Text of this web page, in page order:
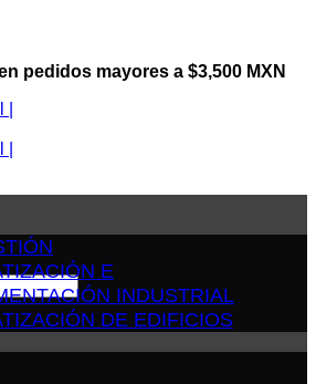
pedidos mayores a $3,500 MXN
E
INDUSTRIAL
DE EDIFICIOS